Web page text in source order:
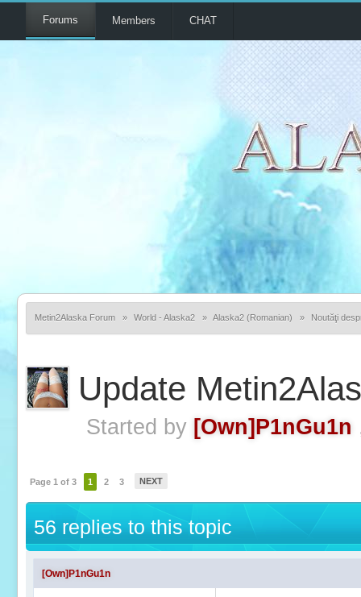
Forums Members CHAT
Metin2Alaska Forum » World - Alaska2 » Alaska2 (Romanian) » Noutăţi
Update
Started by [Own]P1nGu1n
Page 1 of 3 1 2 3 NEXT
56 replies to this topic
[Own]P1nGu1n